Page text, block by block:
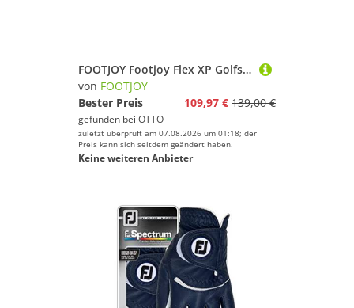
FOOTJOY Footjoy Flex XP Golfschuh Damen Golfschuh Wasserabweisend,EVA-Mittelsohle
von FOOTJOY
Bester Preis
109,97 € 139,00 €
gefunden bei OTTO
zuletzt überprüft am 07.08.2026 um 01:18; der
Preis kann sich seitdem geändert haben.
Keine weiteren Anbieter